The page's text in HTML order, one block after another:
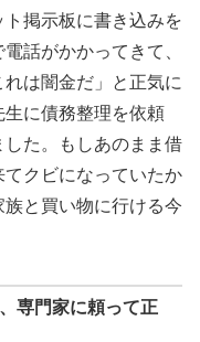
ト掲示板に書き込みを
話がかかってきて、
は闇金だ」と正気に
に債務整理を依頼
た。もしあのまま借
クビになっていたか
族と買い物に行ける今
専門家に頼って正